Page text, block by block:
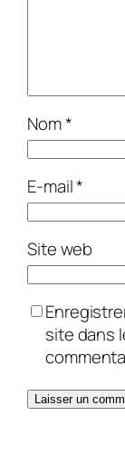
Nom*
E-mail*
Site web
site dans